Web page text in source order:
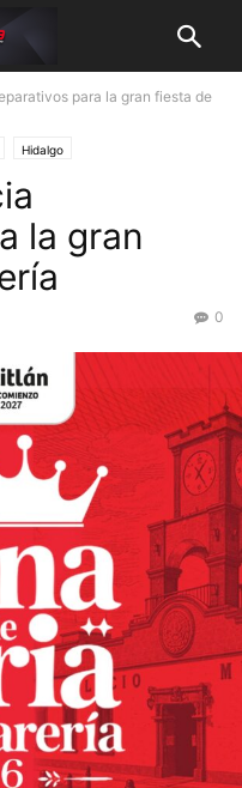
para la gran fiesta de
Hidalgo
la gran
0